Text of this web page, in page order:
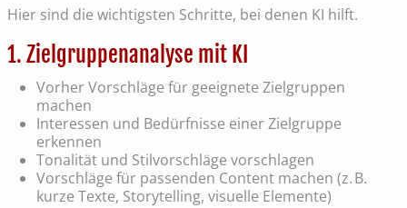
Hier sind die wichtigsten Schritte, bei denen KI hilft.
1. Zielgruppenanalyse mit KI
Vorher Vorschläge für geeignete Zielgruppen
machen
Interessen und Bedürfnisse einer Zielgruppe
erkennen
Tonalität und Stilvorschläge vorschlagen
Vorschläge für passenden Content machen (z. B.
kurze Texte, Storytelling, visuelle Elemente)